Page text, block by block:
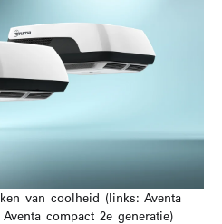
van coolheid (links: Aventa
compact 2e generatie)